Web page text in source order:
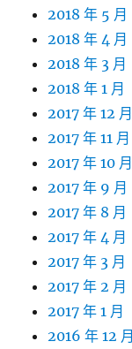
2018 年 5 月
2018 年 4 月
2018 年 3 月
2018 年 1 月
2017 年 12 月
2017 年 11 月
2017 年 10 月
2017 年 9 月
2017 年 8 月
2017 年 4 月
2017 年 3 月
2017 年 2 月
2017 年 1 月
2016 年 12 月